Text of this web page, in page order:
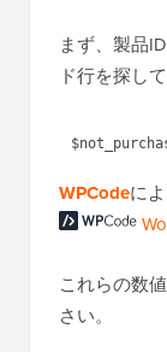
まず、製品
ド行を探し
WPCodeに
これらの数
さい。